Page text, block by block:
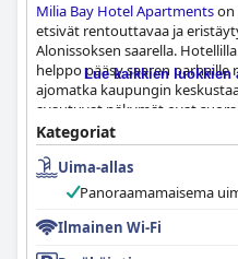
Milia Bay Hotel Apartmentson
etsivät rentouttavaa ja
Alonissoksen saarella.
helppo pääsy saaren
ajomatka kaupungin
avautuvat näkymät ovat
näkyy jokaisesta huoneesta.
ympäristössä tarjoaa
sopii täydellisesti
nauttimiseen.
Hotelli tarjoaa mukavan ja
Lue kaikkien luokkien
Kategoriat
Uima-allas
Panoraamamaisema
Ilmainen Wi-Fi